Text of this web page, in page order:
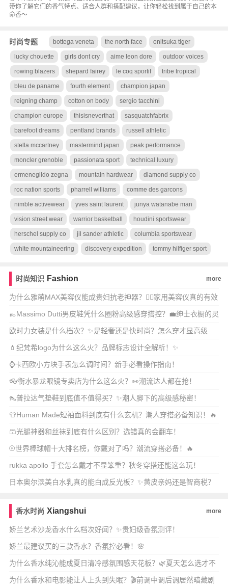
带你了解它们的香气特点、适合人群和搭配建议，让你轻松找到属于自己的本
命香～
时尚专题 bottega veneta the north face onitsuka tiger
lucky chouette girls dont cry aime leon dore outdoor voices
rowing blazers shepard fairey le coq sportif tribe tropical
bleu de paname fourth element champion japan
reigning champ cotton on body sergio tacchini
champion europe thisisneverthat sasquatchfabrix
barefoot dreams pentland brands russell athletic
stella mccartney mastermind japan peak performance
moncler grenoble passionata sport technical luxury
ermenegildo zegna mountain hardwear diamond supply co
roc nation sports pharrell williams comme des garcons
nimble activewear yves saint laurent junya watanabe man
vision street wear warrior basketball houdini sportswear
herschel supply co jil sander athletic columbia sportswear
white mountaineering discovery expedition tommy hilfiger sport
时尚知识 Fashion more
为什么雅萌MAX美容仪能成贵妇抗老神器？💆‍♀️家用美容仪真的有效
吗？🔥
👞Massimo Dutti男皮鞋凭什么圈粉高级感穿搭控？💼绅士衣橱的灵
魂单
欧时力女装是什么档次？✨是轻奢还是快时尚？怎么穿才显高级
感？
💄纪梵希logo为什么这么火？品牌标志设计全解析！✨
⌚卡西欧小方块手表怎么调时间？新手必看操作指南！
👓衡水暴龙眼镜专卖店为什么这么火？👀潮流达人都在抢！
👠普拉达气垫鞋到底值不值得买？✨潮人脚下的高级感秘密！
👕Human Made短袖面料到底有什么玄机？潮人穿搭必备知识！🔥
🩳光腿神器和丝袜到底有什么区别？选错真的会翻车！
⚾世界棒球帽十大排名榜，你戴对了吗？潮流穿搭必备！🔥
rukka apollo 手套怎么戴才不显笨重？秋冬穿搭还能这么玩！
日本奥尔滨美白水乳真的能白成反光板？✨黄皮亲妈还是智商税？
香水时尚 Xiangshui more
娇兰艺术沙龙香水什么档次好闻？✨贵妇级香氛测评！
娇兰最建议买的三款香水？香氛控必看！🌸
为什么香水纯沁能成夏日清冷感氛围感天花板？🌿夏天怎么选才不
踩雷？💦
为什么香水和电影能让人上头到失眠？🎬前调中调后调居然暗藏剧